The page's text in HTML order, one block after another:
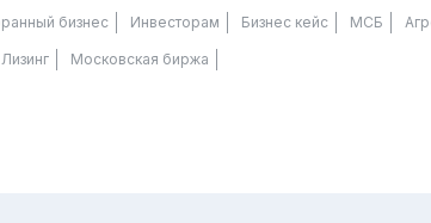
бизнес Инвесторам Бизнес кейс МСБ
Лизинг Московская биржа